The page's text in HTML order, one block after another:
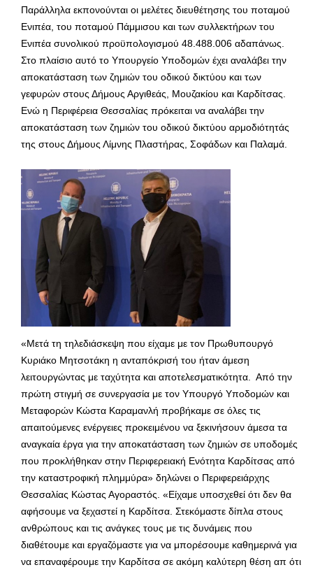
Παράλληλα εκπονούνται οι μελέτες διευθέτησης του ποταμού
Ενιπέα, του ποταμού Πάμμισου και των συλλεκτήρων του
Ενιπέα συνολικού προϋπολογισμού 48.488.006 αδαπάνως.
Στο πλαίσιο αυτό το Υπουργείο Υποδομών έχει αναλάβει την
αποκατάσταση των ζημιών του οδικού δικτύου και των
γεφυρών στους Δήμους Αργιθεάς, Μουζακίου και Καρδίτσας.
Ενώ η Περιφέρεια Θεσσαλίας πρόκειται να αναλάβει την
αποκατάσταση των ζημιών του οδικού δικτύου αρμοδιότητάς
της στους Δήμους Λίμνης Πλαστήρας, Σοφάδων και Παλαμά.
«Μετά τη τηλεδιάσκεψη που είχαμε με τον Πρωθυπουργό
Κυριάκο Μητσοτάκη η ανταπόκρισή του ήταν άμεση
λειτουργώντας με ταχύτητα και αποτελεσματικότητα. Από την
πρώτη στιγμή σε συνεργασία με τον Υπουργό Υποδομών και
Μεταφορών Κώστα Καραμανλή προβήκαμε σε όλες τις
απαιτούμενες ενέργειες προκειμένου να ξεκινήσουν άμεσα τα
αναγκαία έργα για την αποκατάσταση των ζημιών σε υποδομές
που προκλήθηκαν στην Περιφερειακή Ενότητα Καρδίτσας από
την καταστροφική πλημμύρα» δηλώνει ο Περιφερειάρχης
Θεσσαλίας Κώστας Αγοραστός. «Είχαμε υποσχεθεί ότι δεν θα
αφήσουμε να ξεχαστεί η Καρδίτσα. Στεκόμαστε δίπλα στους
ανθρώπους και τις ανάγκες τους με τις δυνάμεις που
διαθέτουμε και εργαζόμαστε για να μπορέσουμε καθημερινά για
να επαναφέρουμε την Καρδίτσα σε ακόμη καλύτερη θέση απ ότι